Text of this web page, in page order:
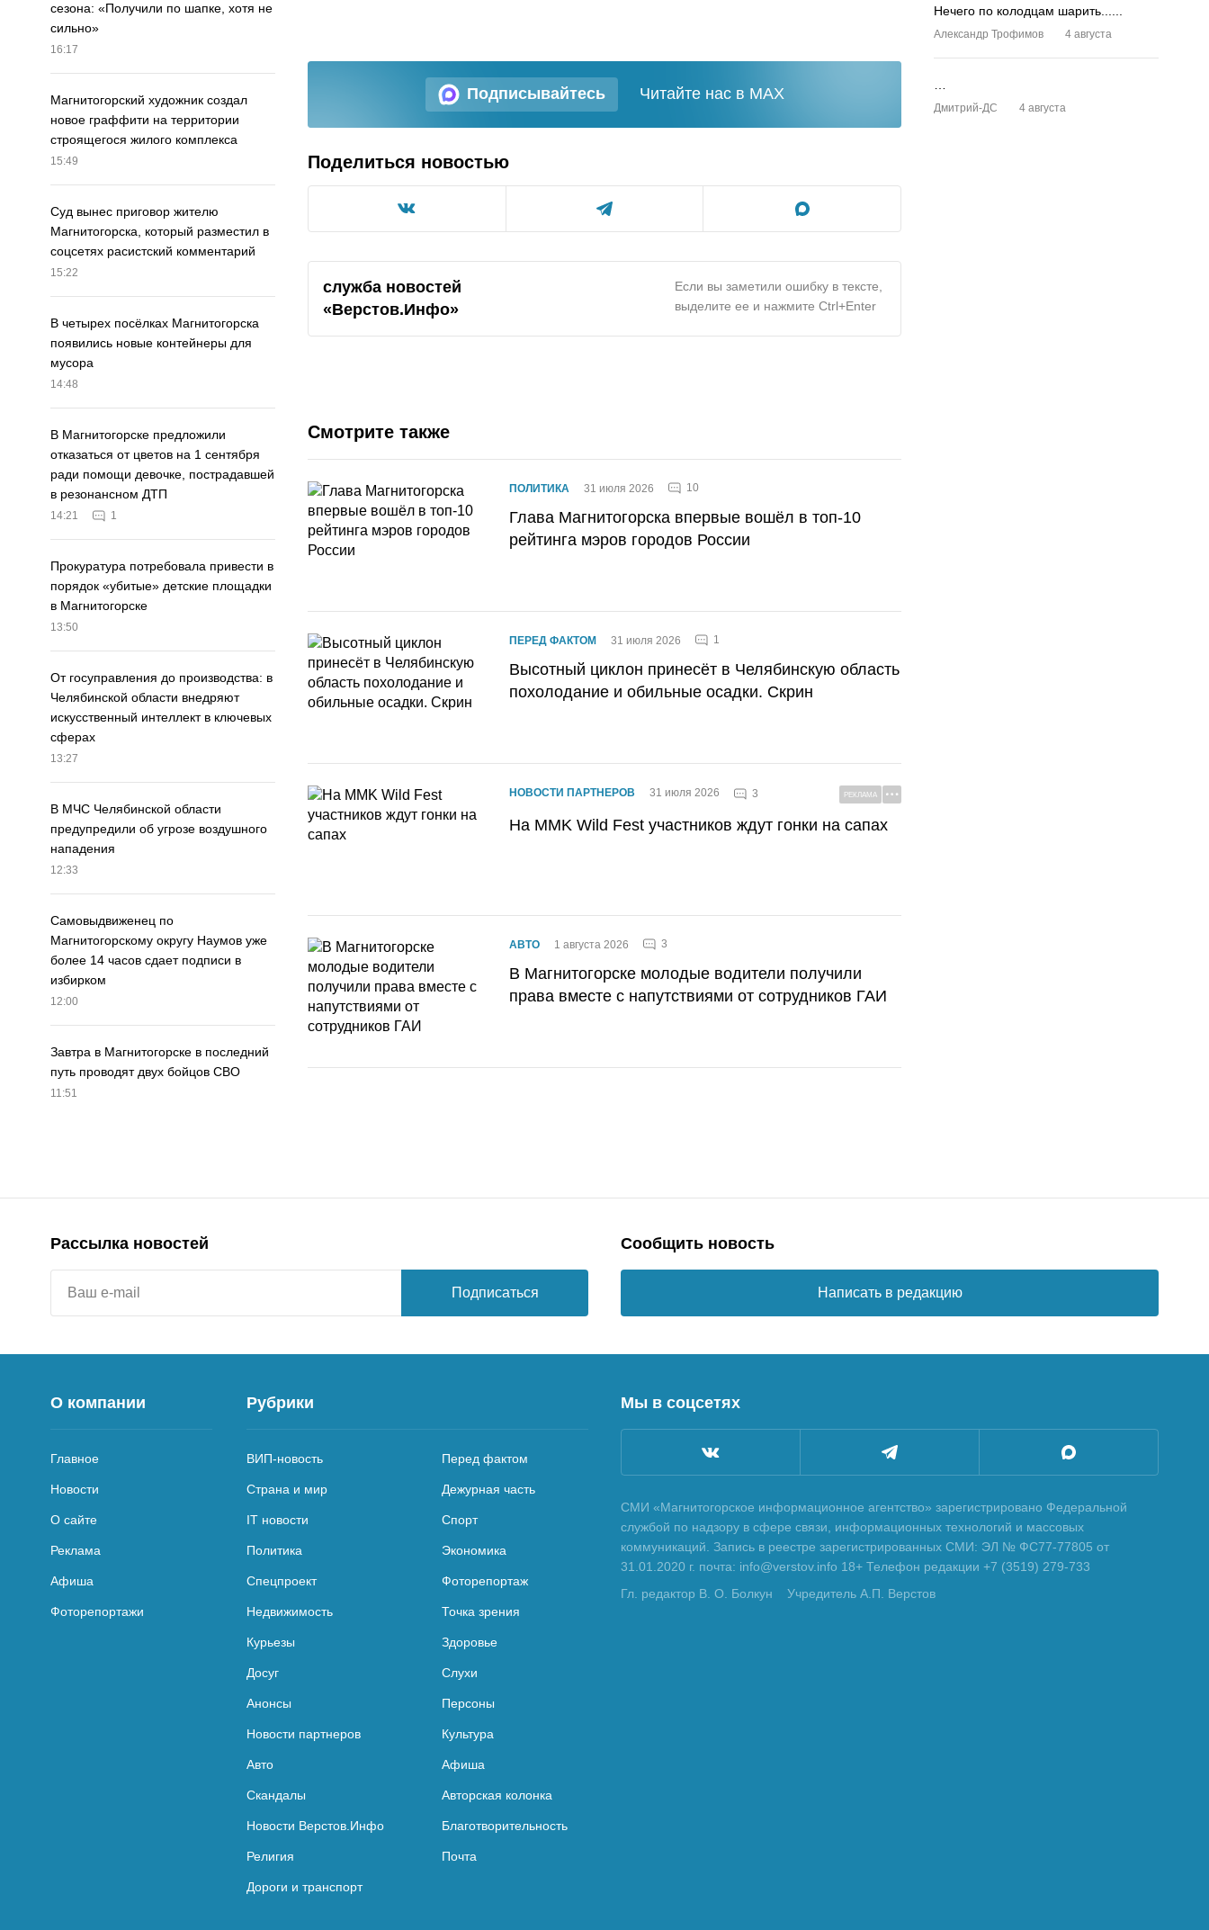
сезона: «Получили по шапке, хотя не
сильно»
16:17
Магнитогорский художник создал
новое граффити на территории
строящегося жилого комплекса
15:49
Суд вынес приговор жителю
Магнитогорска, который разместил в
соцсетях расистский комментарий
15:22
В четырех посёлках Магнитогорска
появились новые контейнеры для
мусора
14:48
В Магнитогорске предложили
отказаться от цветов на 1 сентября
ради помощи девочке, пострадавшей
в резонансном ДТП
14:21 1
Прокуратура потребовала привести в
порядок «убитые» детские площадки
в Магнитогорске
13:50
От госуправления до производства: в
Челябинской области внедряют
искусственный интеллект в ключевых
сферах
13:27
В МЧС Челябинской области
предупредили об угрозе воздушного
нападения
12:33
Самовыдвиженец по
Магнитогорскому округу Наумов уже
более 14 часов сдает подписи в
избирком
12:00
Завтра в Магнитогорске в последний
путь проводят двух бойцов СВО
11:51
Подписывайтесь Читайте нас в MAX
Поделиться новостью
служба новостей
«Верстов.Инфо»
Если вы заметили ошибку в тексте,
выделите ее и нажмите Ctrl+Enter
Смотрите также
ПОЛИТИКА 31 июля 2026 10
Глава Магнитогорска впервые вошёл в топ-10
рейтинга мэров городов России
ПЕРЕД ФАКТОМ 31 июля 2026 1
Высотный циклон принесёт в Челябинскую область
похолодание и обильные осадки. Скрин
НОВОСТИ ПАРТНЕРОВ 31 июля 2026 3 РЕКЛАМА
На MMK Wild Fest участников ждут гонки на сапах
АВТО 1 августа 2026 3
В Магнитогорске молодые водители получили
права вместе с напутствиями от сотрудников ГАИ
Нечего по колодцам шарить......
Александр Трофимов 4 августа
Дмитрий-ДС 4 августа
Рассылка новостей
Подписаться
Сообщить новость
Написать в редакцию
О компании
Главное
Новости
О сайте
Реклама
Афиша
Фоторепортажи
Рубрики
ВИП-новость Перед фактом
Страна и мир Дежурная часть
IT новости Спорт
Политика Экономика
Спецпроект Фоторепортаж
Недвижимость Точка зрения
Курьезы Здоровье
Досуг Слухи
Анонсы Персоны
Новости партнеров Культура
Авто Афиша
Скандалы Авторская колонка
Новости Верстов.Инфо Благотворительность
Религия Почта
Дороги и транспорт
Мы в соцсетях
СМИ «Магнитогорское информационное агентство» зарегистрировано Федеральной
службой по надзору в сфере связи, информационных технологий и массовых
коммуникаций. Запись в реестре зарегистрированных СМИ: ЭЛ № ФС77-77805 от
31.01.2020 г. почта: info@verstov.info 18+ Телефон редакции +7 (3519) 279-733
Гл. редактор В. О. Болкун
Учредитель А.П. Верстов